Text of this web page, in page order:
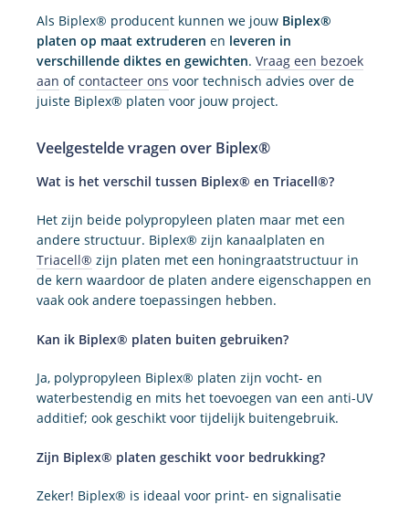
Als Biplex® producent kunnen we jouw Biplex®
platen op maat extruderen en leveren in
verschillende diktes en gewichten. Vraag een bezoek
aan ofcontacteer ons voor technisch advies over de
juiste Biplex® platen voor jouw project.
Veelgestelde vragen over Biplex®
Wat is het verschil tussen Biplex® en Triacell®?
Het zijn beide polypropyleen platen maar met een
andere structuur. Biplex® zijn kanaalplaten en
Triacell® zijn platen met een honingraatstructuur in
de kern waardoor de platen andere eigenschappen en
vaak ook andere toepassingen hebben.
Kan ik Biplex® platen buiten gebruiken?
Ja, polypropyleen Biplex® platen zijn vocht- en
waterbestendig en mits het toevoegen van een anti-UV
additief; ook geschikt voor tijdelijk buitengebruik.
Zijn Biplex® platen geschikt voor bedrukking?
Zeker! Biplex® is ideaal voor print- en signalisatie